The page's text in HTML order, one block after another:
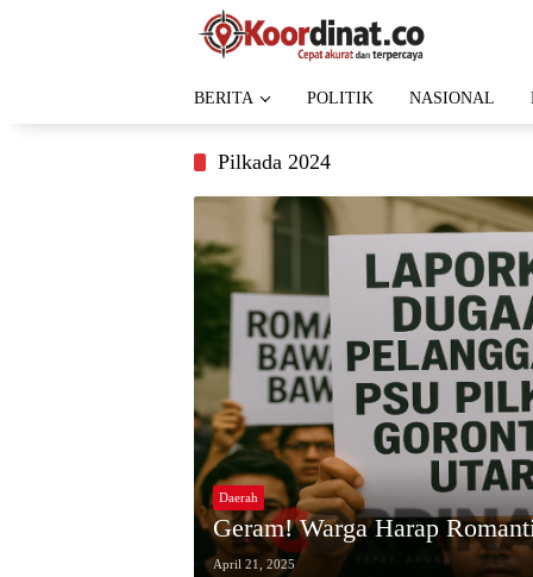
BERITA POLITIK NASIONAL
Pilkada 2024
Daerah
Geram! Warga Harap
April 21, 2025